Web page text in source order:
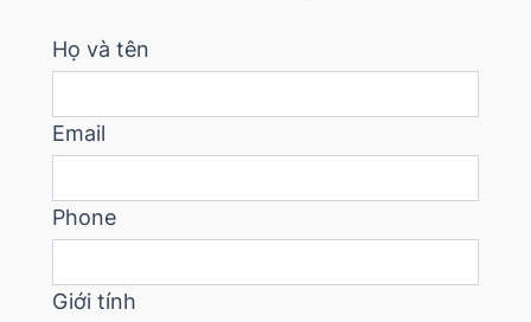
thảo
abc
Họ và tên
Email
Phone
Giới tính